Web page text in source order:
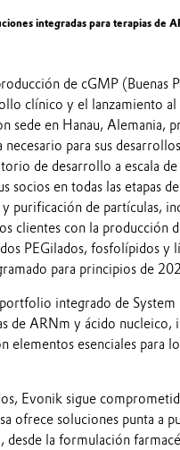
integradas para terapias de
de cGMP (Buenas
clínico y el lanzamiento al
sede en Hanau, Alemania,
para sus
de desarrollo a escala
socios en todas las etapas
purificación de partículas,
clientes con la producción
PEGilados, fosfolípidos y
para principios de
integrado de System
de ARNm y ácido nucleico,
elementos esenciales para
Evonik sigue
ofrece soluciones punta a
la formulación